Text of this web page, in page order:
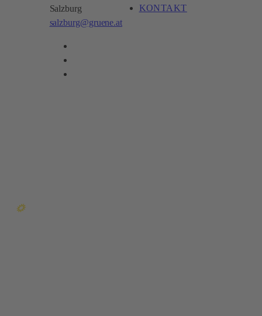
Salzburg
salzburg@gruene.at
KONTAKT